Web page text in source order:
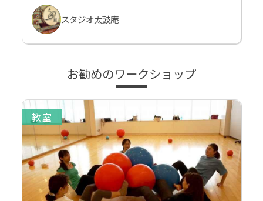
スタジオ太鼓庵
お勧めのワークショップ
教室